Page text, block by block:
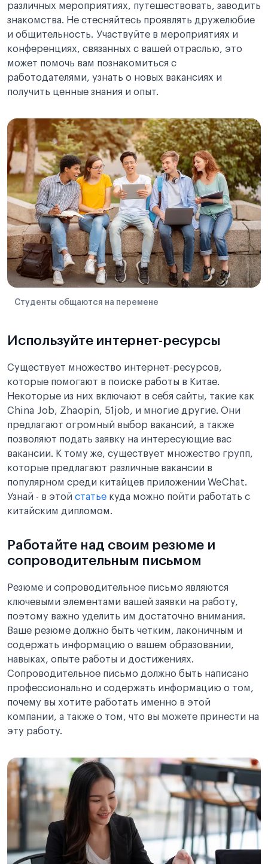
различных мероприятиях, путешествовать, заводить
знакомства. Не стесняйтесь проявлять дружелюбие
и общительность. Участвуйте в мероприятиях и
конференциях, связанных с вашей отраслью, это
может помочь вам познакомиться с
работодателями, узнать о новых вакансиях и
получить ценные знания и опыт.
Студенты общаются на перемене
Используйте интернет-ресурсы
Существует множество интернет-ресурсов,
которые помогают в поиске работы в Китае.
Некоторые из них включают в себя сайты, такие как
China Job, Zhaopin, 51job, и многие другие. Они
предлагают огромный выбор вакансий, а также
позволяют подать заявку на интересующие вас
вакансии. К тому же, существует множество групп,
которые предлагают различные вакансии в
популярном среди китайцев приложении WeChat.
Узнай - в этой статье куда можно пойти работать с
китайским дипломом.
Работайте над своим резюме и
сопроводительным письмом
Резюме и сопроводительное письмо являются
ключевыми элементами вашей заявки на работу,
поэтому важно уделить им достаточно внимания.
Ваше резюме должно быть четким, лаконичным и
содержать информацию о вашем образовании,
навыках, опыте работы и достижениях.
Сопроводительное письмо должно быть написано
профессионально и содержать информацию о том,
почему вы хотите работать именно в этой
компании, а также о том, что вы можете принести на
эту работу.